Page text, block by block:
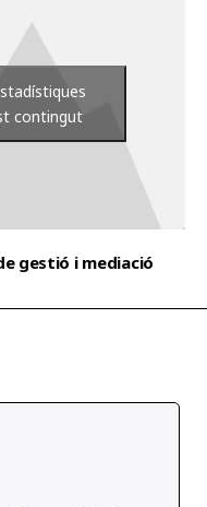
contingut
gestió i mediació
Joan Carles
Maria Elias,
Marc Alabart,
Eroles, Teresa